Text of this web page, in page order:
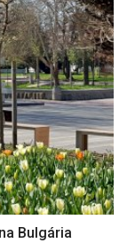
Bulgária